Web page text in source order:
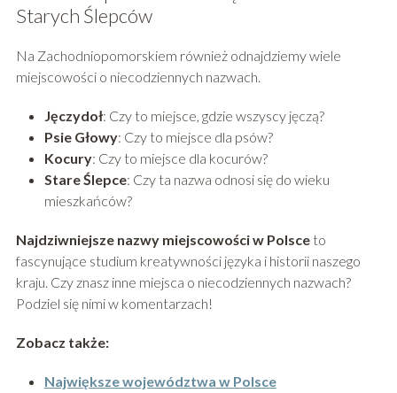
Starych Ślepców
Na Zachodniopomorskiem również odnajdziemy wiele
miejscowości o niecodziennych nazwach.
Jęczydoł: Czy to miejsce, gdzie wszyscy jęczą?
Psie Głowy: Czy to miejsce dla psów?
Kocury: Czy to miejsce dla kocurów?
Stare Ślepce: Czy ta nazwa odnosi się do wieku
mieszkańców?
Najdziwniejsze nazwy miejscowości w Polsceto
fascynujące studium kreatywności języka i historii naszego
kraju. Czy znasz inne miejsca o niecodziennych nazwach?
Podziel się nimi w komentarzach!
Zobacz także:
Największe województwa w Polsce